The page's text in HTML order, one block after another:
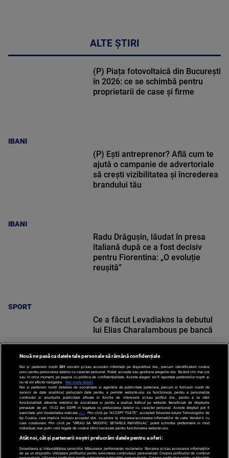
ALTE ȘTIRI
IBANI
(P) Piața fotovoltaică din București
în 2026: ce se schimbă pentru
proprietarii de case și firme
IBANI
(P) Ești antreprenor? Află cum te
ajută o campanie de advertoriale
să crești vizibilitatea și încrederea
brandului tău
SPORT
Radu Drăgușin, lăudat în presa
italiană după ce a fost decisiv
pentru Fiorentina: „O evoluție
reușită”
SPORT
Ce a făcut Levadiakos la debutul
lui Elias Charalambous pe bancă
Nouă ne pasă ca datele tale personale să rămână confidențiale
Noi și partenerii noștri 201 stocăm și/sau accesăm informații pe dispozitivul dvs., precum identificatorii cookie
unici pentru prelucrarea datelor cu caracter personal. Puteți accepta sau gestiona alegerile dvs. făcând clic mai jos
sau în orice moment, pe pagina cu politica de confidențialitate. Aceste alegeri vor fi raportate partenerilor noștri și
nu vă vor afecta navigarea.
Mai multe detalii
Noi si partenerii nostri (retelele de socializare si agentiile de publicitate partenere, precum si furnizorii nostri de
servicii de date analitice) prelucram date pentru a permite website-ului sa functioneze, pentru a personaliza
continutul si anunturile publicitare afisate in functie de interesele si/sau profilul dvs., pentru a va oferi
functionalitati aferente retelelor de socializare si pentru a analiza traficul pe website. Beneficiati de drepturile
prevazute de art. 15-22 din GDPR in legatura cu prelucrarea datelor cu caracter personal. Aceste drepturi pot fi
exercitate prin modalitatea indicataaici . Prin click pe “ACCEPT TOATE”, acceptati folosirea tuturor Tehnologiilor de
tip Cookie, care implica inclusiv acceptul dvs. cu privire la stocarea/accesarea informatiilor de catre Vendor-ii cu
care colaboram. Prin click pe “VREAU SA MODIFIC SETARILE INDIVIDUAL” puteti schimba preferintele in mod
individual, mai putin cele legate de cookie strict necesare pentru functionarea website-ului.
Atât noi, cât și partenerii noștri prelucrăm datele pentru a oferi:
Dezvoltarea și îmbunătățirea serviciilor. Măsurarea performanței reclamelor. Stocarea și/sau accesarea informațiilor
de pe un dispozitiv. Utilizarea profilurilor pentru selectarea conținutului personalizat. Crearea profilurilor de conținut